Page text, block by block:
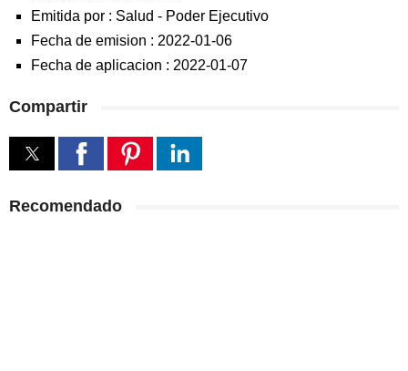
Emitida por : Salud - Poder Ejecutivo
Fecha de emision : 2022-01-06
Fecha de aplicacion : 2022-01-07
Compartir
Recomendado